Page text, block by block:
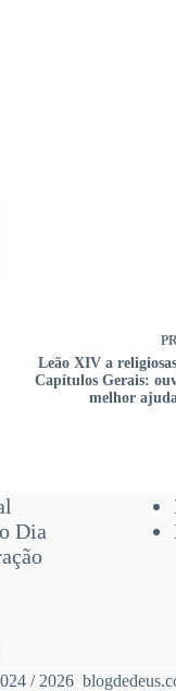
Leão XIV a
Capítulos Gerais:
melhor
Dia
/ 2026